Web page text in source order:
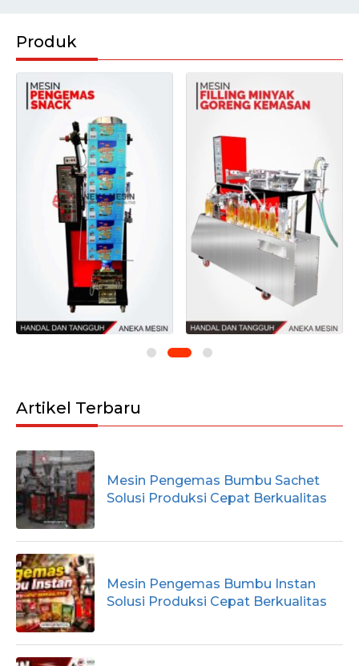
Produk
Artikel Terbaru
Mesin Pengemas Bumbu Sachet
Solusi Produksi Cepat Berkualitas
Mesin Pengemas Bumbu Instan
Solusi Produksi Cepat Berkualitas